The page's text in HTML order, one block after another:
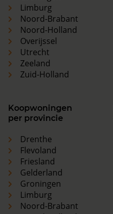
Limburg
Noord-Brabant
Noord-Holland
Overijssel
Utrecht
Zeeland
Zuid-Holland
Koopwoningen
per provincie
Drenthe
Flevoland
Friesland
Gelderland
Groningen
Limburg
Noord-Brabant